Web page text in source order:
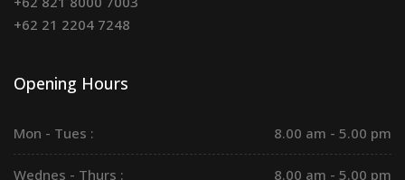
+62 21 2204 7248
Opening Hours
Mon - Tues : 8.00 am - 5.00 pm
Wednes - Thurs : 8.00 am - 5.00 pm